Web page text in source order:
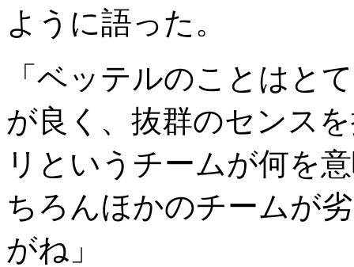
ように語った。
「ベッテルのことはと
が良く、抜群のセンス
リというチームが何を
ちろんほかのチームが
がね」